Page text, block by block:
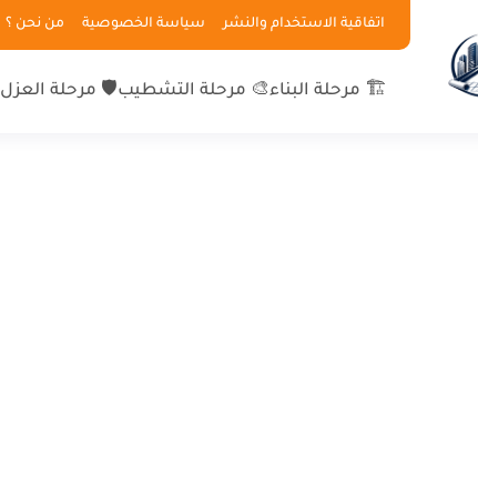
اتفاقية الاستخدام والنشر سياسة الخصوصية من نحن ؟
🏗 مرحلة البناء🎨 مرحلة التشطيب🛡 مرحلة العزل